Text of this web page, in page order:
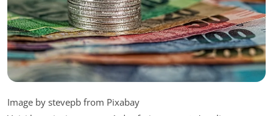
Image by stevepb from Pixabay